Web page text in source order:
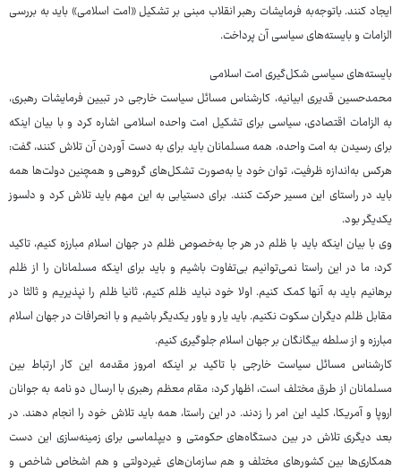
ایجاد کنند. باتوجه‌به فرمایشات رهبر انقلاب مبنی بر تشکیل «امت اسلامی» باید به بررسی
الزامات و بایسته‌های سیاسی آن پرداخت.
بایسته‌های سیاسی شکل‌گیری امت اسلامی
محمدحسین قدیری ابیانیه، کارشناس مسائل سیاست خارجی در تبیین فرمایشات رهبری،
به الزامات اقتصادی، سیاسی برای تشکیل امت واحده اسلامی اشاره کرد و با بیان اینکه
برای رسیدن به امت واحده، همه مسلمانان باید برای به دست آوردن آن تلاش کنند، گفت:
هرکس به‌اندازه ظرفیت، توان خود یا به‌صورت تشکل‌های گروهی و همچنین دولت‌ها همه
باید در راستای این مسیر حرکت کنند. برای دستیابی به این مهم باید تلاش کرد و دلسوز
یکدیگر بود.
وی با بیان اینکه باید با ظلم در هر جا به‌خصوص ظلم در جهان اسلام مبارزه کنیم، تاکید
کرد: ما در این راستا نمی‌توانیم بی‌تفاوت باشیم و باید برای اینکه مسلمانان را از ظلم
برهانیم باید به آنها کمک کنیم. اولا خود نباید ظلم کنیم، ثانیا ظلم را نپذیریم و ثالثا در
مقابل ظلم دیگران سکوت نکنیم. باید یار و یاور یکدیگر باشیم و با انحرافات در جهان اسلام
مبارزه و از سلطه بیگانگان بر جهان اسلام جلوگیری کنیم.
کارشناس مسائل سیاست خارجی با تاکید بر اینکه امروز مقدمه این کار ارتباط بین
مسلمانان از طرق مختلف است، اظهار کرد: مقام معظم رهبری با ارسال دو نامه به جوانان
اروپا و آمریکا، کلید این امر را زدند. در این راستا، همه باید تلاش خود را انجام دهند. در
بعد دیگری تلاش در بین دستگاه‌های حکومتی و دیپلماسی برای زمینه‌سازی این دست
همکاری‌ها بین کشورهای مختلف و هم سازمان‌های غیردولتی و هم اشخاص شاخص و